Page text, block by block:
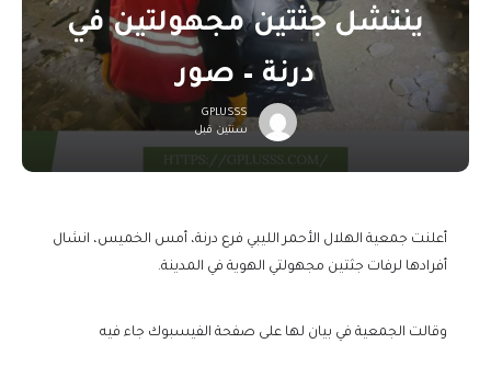
ينتشل جثتين مجهولتين في
درنة – صور
GPLUSSS
سنتين قبل
أعلنت جمعية الهلال الأحمر الليبي فرع درنة، أمس الخميس، انشال
أفرادها لرفات جثتين مجهولتي الهوية في المدينة.
وقالت الجمعية في بيان لها على صفحة الفيسبوك جاء فيه